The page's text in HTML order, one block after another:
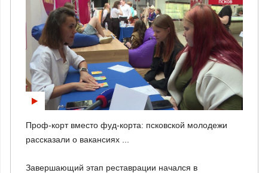
Проф-корт вместо фуд-корта: псковской молодежи
рассказали о вакансиях ...
Завершающий этап реставрации начался в